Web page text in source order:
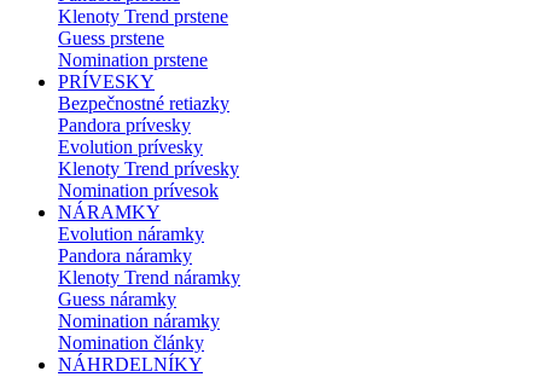
Klenoty Trend prstene
Guess prstene
Nomination prstene
PRÍVESKY
Bezpečnostné retiazky
Pandora prívesky
Evolution prívesky
Klenoty Trend prívesky
Nomination prívesok
NÁRAMKY
Evolution náramky
Pandora náramky
Klenoty Trend náramky
Guess náramky
Nomination náramky
Nomination články
NÁHRDELNÍKY